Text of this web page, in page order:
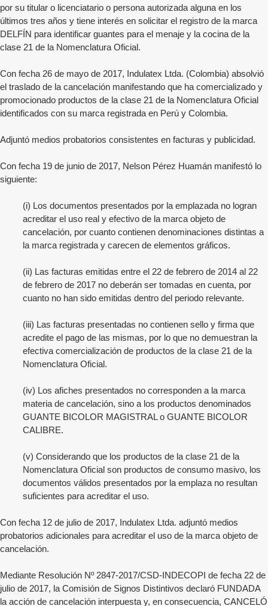
por su titular o licenciatario o persona autorizada alguna en los
últimos tres años y tiene interés en solicitar el registro de la marca
DELFÍN para identificar guantes para el menaje y la cocina de la
clase 21 de la Nomenclatura Oficial.
Con fecha 26 de mayo de 2017, Indulatex Ltda. (Colombia) absolvió
el traslado de la cancelación manifestando que ha comercializado y
promocionado productos de la clase 21 de la Nomenclatura Oficial
identificados con su marca registrada en Perú y Colombia.
Adjuntó medios probatorios consistentes en facturas y publicidad.
Con fecha 19 de junio de 2017, Nelson Pérez Huamán manifestó lo
siguiente:
(i) Los documentos presentados por la emplazada no logran
acreditar el uso real y efectivo de la marca objeto de
cancelación, por cuanto contienen denominaciones distintas a
la marca registrada y carecen de elementos gráficos.
(ii) Las facturas emitidas entre el 22 de febrero de 2014 al 22
de febrero de 2017 no deberán ser tomadas en cuenta, por
cuanto no han sido emitidas dentro del periodo relevante.
(iii) Las facturas presentadas no contienen sello y firma que
acredite el pago de las mismas, por lo que no demuestran la
efectiva comercialización de productos de la clase 21 de la
Nomenclatura Oficial.
(iv) Los afiches presentados no corresponden a la marca
materia de cancelación, sino a los productos denominados
GUANTE BICOLOR MAGISTRAL o GUANTE BICOLOR
CALIBRE.
(v) Considerando que los productos de la clase 21 de la
Nomenclatura Oficial son productos de consumo masivo, los
documentos válidos presentados por la emplaza no resultan
suficientes para acreditar el uso.
Con fecha 12 de julio de 2017, Indulatex Ltda. adjuntó medios
probatorios adicionales para acreditar el uso de la marca objeto de
cancelación.
Mediante Resolución Nº 2847-2017/CSD-INDECOPI de fecha 22 de
julio de 2017, la Comisión de Signos Distintivos declaró FUNDADA
la acción de cancelación interpuesta y, en consecuencia, CANCELÓ